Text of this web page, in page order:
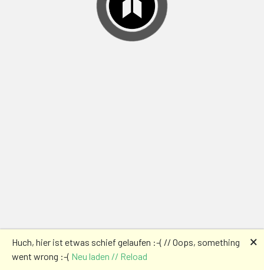
Huch, hier ist etwas schief gelaufen :-( // Oops, something
went wrong :-( Neu laden // Reload
🗙